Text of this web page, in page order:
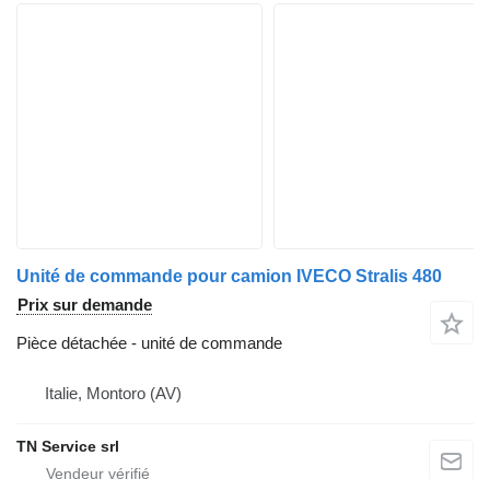
Unité de commande pour camion IVECO Stralis 480
Prix sur demande
Pièce détachée - unité de commande
Italie, Montoro (AV)
TN Service srl